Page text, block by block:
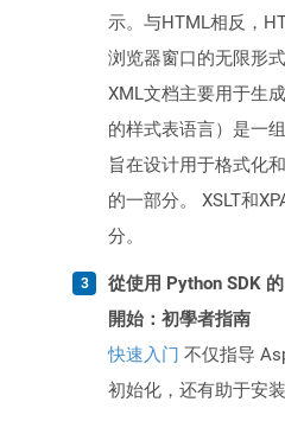
示。与HTML相反，
浏览器窗口的无限形
XML文档主要用于生
的样式表语言）是一
旨在设计用于格式化
的一部分。 XSLT和
分。
從使用 Python SDK
開始：初學者指南
快速入门 不仅指导
初始化，还有助于安装